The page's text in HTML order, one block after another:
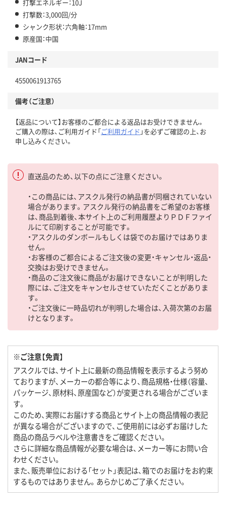
打撃エネルギー：10J
打撃数：3,000回/分
シャンク形状：六角軸：17mm
原産国：中国
JANコード
4550061913765
備考（ご注意）
【返品について】お客様のご都合による返品はお受けできません。
ご購入の際は、ご利用ガイド「ご利用ガイド 」を必ずご確認の上、お
申し込みください。
直送品のため、以下の点にご注意ください。
・この商品には、アスクル発行の納品書が同梱されていない
場合があります。アスクル発行の納品書をご希望のお客様
は、商品到着後、本サイト上のご利用履歴よりＰＤＦファイ
ルにて印刷することが可能です。
・アスクルのダンボールもしくは袋でのお届けではありま
せん。
・お客様のご都合によるご注文後の変更・キャンセル・返品・
交換はお受けできません。
・商品のご注文後に商品がお届けできないことが判明した
際には、ご注文をキャンセルさせていただくことがありま
す。
・ご注文後に一時品切れが判明した場合は、入荷次第のお届
けとなります。
※ご注意【免責】
アスクルでは、サイト上に最新の商品情報を表示するよう努め
ておりますが、メーカーの都合等により、商品規格・仕様（容量、
パッケージ、原材料、原産国など）が変更される場合がございま
す。
このため、実際にお届けする商品とサイト上の商品情報の表記
が異なる場合がございますので、ご使用前には必ずお届けした
商品の商品ラベルや注意書きをご確認ください。
さらに詳細な商品情報が必要な場合は、メーカー等にお問い合
わせください。
また、販売単位における「セット」表記は、箱でのお届けをお約束
するものではありません。あらかじめご了承ください。